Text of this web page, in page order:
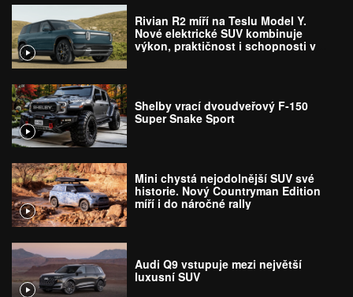
Rivian R2 míří na Teslu Model Y.
Nové elektrické SUV kombinuje
výkon, praktičnost i schopnosti v
Shelby vrací dvoudveřový F-150
Super Snake Sport
Mini chystá nejodolnější SUV své
historie. Nový Countryman Edition
míří i do náročné rally
Audi Q9 vstupuje mezi největší
luxusní SUV